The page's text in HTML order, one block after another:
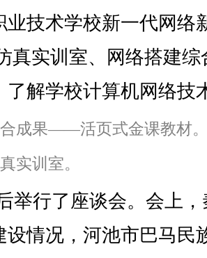
业技术学校新一代网络
真实训室、网络搭建
了解学校计算机网络技
成果——活页式金课教材
实训室。
举行了座谈会。会上
设情况，河池市巴马民